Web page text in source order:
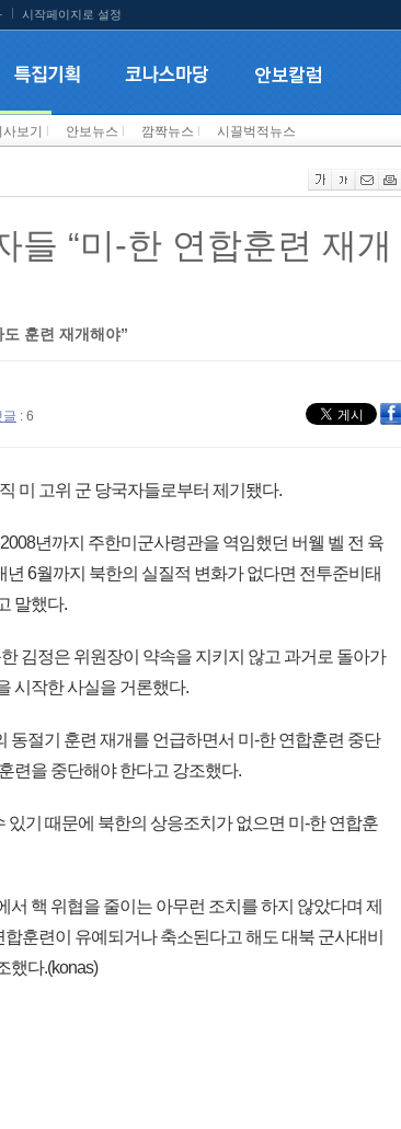
시작페이지로 설정
보기 안보뉴스 깜짝뉴스 시끌벅적뉴스
들 “미-한 연합훈련 재개
훈련 재개해야”
글 : 6
미 고위 군 당국자들로부터 제기됐다.
년까지 주한미군사령관을 역임했던 버웰 벨 전 육
6월까지 북한의 실질적 변화가 없다면 전투준비태
말했다.
김정은 위원장이 약속을 지키지 않고 과거로 돌아가
시작한 사실을 거론했다.
동절기 훈련 재개를 언급하면서 미-한 연합훈련 중단
련을 중단해야 한다고 강조했다.
있기 때문에 북한의 상응조치가 없으면 미-한 연합훈
핵 위협을 줄이는 아무런 조치를 하지 않았다며 제
훈련이 유예되거나 축소된다고 해도 대북 군사대비
했다.(konas)